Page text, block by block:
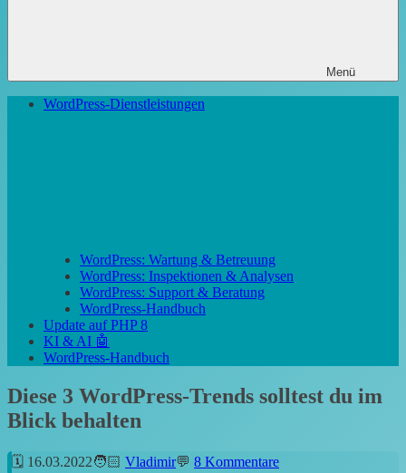
Menü
WordPress-Dienstleistungen
WordPress: Wartung & Betreuung
WordPress: Inspektionen & Analysen
WordPress: Support & Beratung
WordPress-Handbuch
Update auf PHP 8
KI & AI 🤖
WordPress-Handbuch
Diese 3 WordPress-Trends solltest du im
Blick behalten
16.03.2022 Vladimir 8 Kommentare